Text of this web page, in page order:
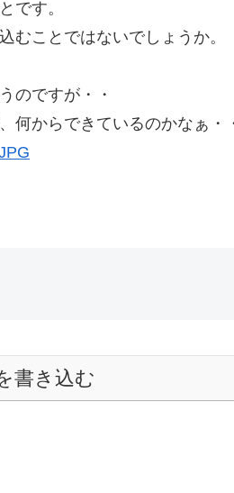
です。
むことではないでしょうか。
のですが・・
何からできているのかなぁ・
書き込む